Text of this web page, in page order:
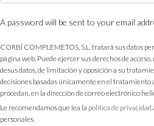
A password will be sent to your email
CORBÍ COMPLEMETOS, S.L. tratará sus datos
página web. Puede ejercer sus derechos de
desus datos, de limitación y oposición a su
decisiones basadas únicamente en el tratamiento
procedan, en la dirección de correo electrónico
Le recomendamos que lea la política de privacidad
personales.